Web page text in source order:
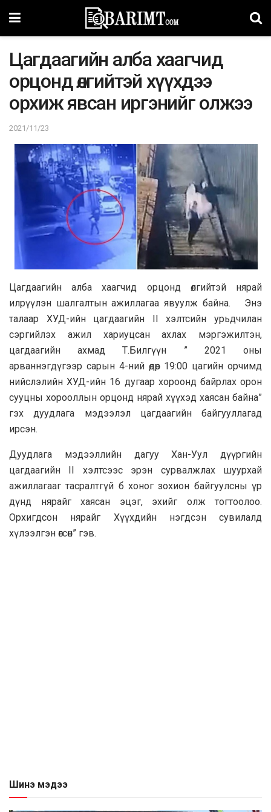
Цагдаагийн алба хаагчид
орцонд өлгийтэй хүүхдээ
орхиж явсан иргэнийг олжээ
2021/11/23
Цагдаагийн алба хаагчид орцонд өлгийтэй нярай
илрүүлэн шалгалтын ажиллагаа явуулж байна. Энэ
талаар ХУД-ийн цагдаагийн II хэлтсийн урьдчилан
сэргийлэх ажил хариуцсан ахлах мэргэжилтэн,
цагдаагийн ахмад Т.Билгүүн ” 2021 оны
арваннэгдүгээр сарын 4-ний өдөр 19:00 цагийн орчимд
нийслэлийн ХУД-ийн 16 дугаар хороонд байрлах орон
сууцны хорооллын орцонд нярай хүүхэд хаясан байна”
гэх дуудлага мэдээлэл цагдаагийн байгууллагад
ирсэн.
Дуудлага мэдээллийн дагуу Хан-Уул дүүргийн
цагдаагийн II хэлтсээс эрэн сурвалжлах шуурхай
ажиллагааг тасралтгүй б хоног зохион байгуулсны үр
дүнд нярайг хаясан эцэг, эхийг олж тогтоолоо.
Орхигдсон нярайг Хүүхдийн нэгдсэн сувилалд
хүлээлгэн өгсөн” гэв.
Шинэ мэдээ